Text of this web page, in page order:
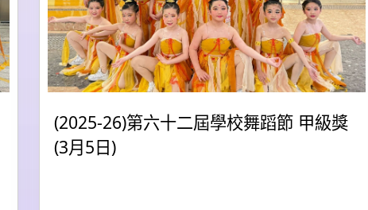
(2025-26)第六十二屆學校舞蹈節 甲級獎
(3月5日)